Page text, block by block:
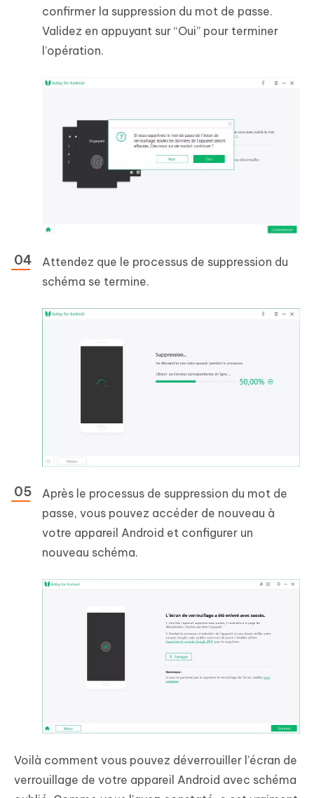
confirmer la suppression du mot de passe.
Validez en appuyant sur “Oui” pour terminer
l’opération.
Attendez que le processus de suppression du
schéma se termine.
Après le processus de suppression du mot de
passe, vous pouvez accéder de nouveau à
votre appareil Android et configurer un
nouveau schéma.
Voilà comment vous pouvez déverrouiller l'écran de
verrouillage de votre appareil Android avec schéma